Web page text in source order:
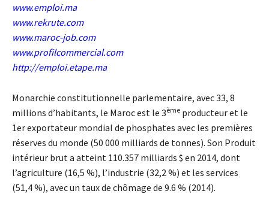
www.emploi.ma
www.rekrute.com
www.maroc-job.com
www.profilcommercial.com
http://emploi.etape.ma
Monarchie constitutionnelle parlementaire, avec 33, 8
millions d’habitants, le Maroc est le 3ème producteur et le
1er exportateur mondial de phosphates avec les premières
réserves du monde (50 000 milliards de tonnes). Son Produit
intérieur brut a atteint 110.357 milliards $ en 2014, dont
l’agriculture (16,5 %), l’industrie (32,2 %) et les services
(51,4 %), avec un taux de chômage de 9.6 % (2014).